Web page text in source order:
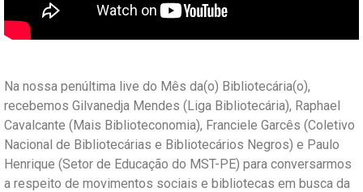
Na nossa penúltima live do Mês da(o) Bibliotecária(o),
recebemos Gilvanedja Mendes (Liga Bibliotecária), Raphael
Cavalcante (Mais Biblioteconomia), Franciele Garcês (Coletivo
Nacional de Bibliotecárias e Bibliotecários Negros) e Paulo
Henrique (Setor de Educação do MST-PE) para conversarmos
a respeito de movimentos sociais e bibliotecas em busca da